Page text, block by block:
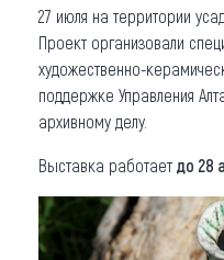
27 июля на территории
Проект организовали
художественно-
поддержке Управления
архивному делу.
Выставка работает до 28